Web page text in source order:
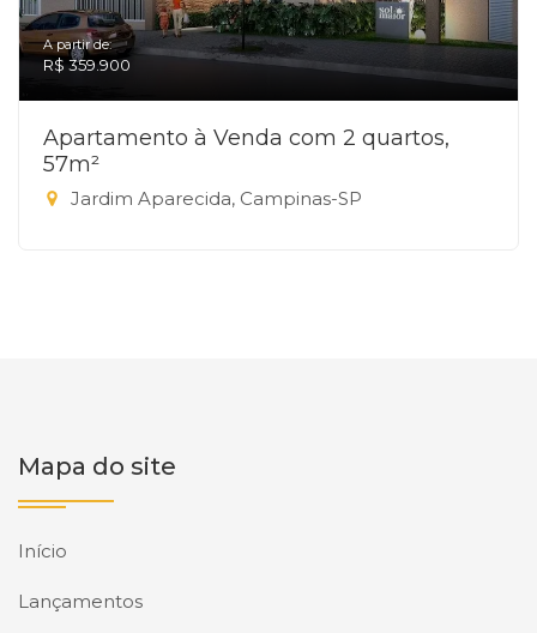
A partir de:
R$ 359.900
Apartamento à Venda com 2 quartos,
57m²
Jardim Aparecida, Campinas-SP
Mapa do site
Início
Lançamentos